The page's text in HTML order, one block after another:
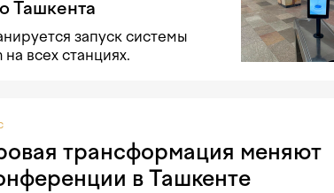
Ташкента
запуск системы
всех станциях.
трансформация меняют
в Ташкенте